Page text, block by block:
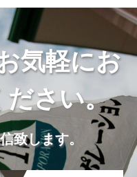
気軽にお
ださい。
致します。